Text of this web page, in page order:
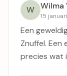
W Wilma
15
Een
Znuffel.
precies wat